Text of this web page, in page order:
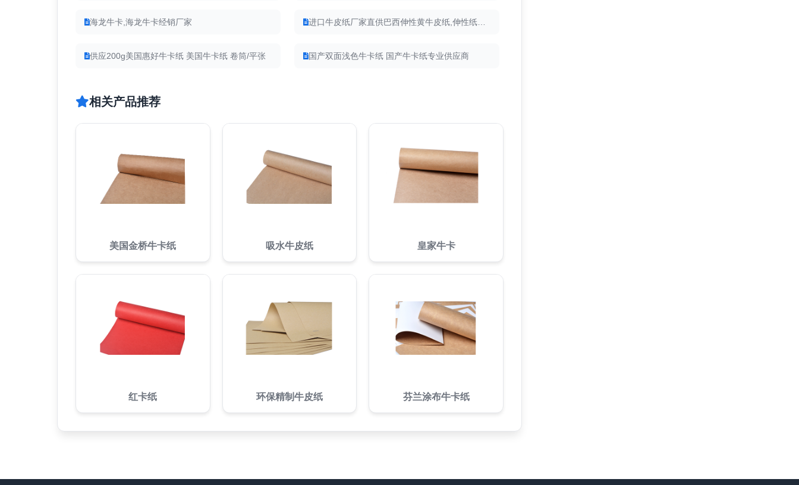
海龙牛卡,海龙牛卡经销厂家 进口牛皮纸厂家直供巴西伸性黄牛皮纸,伸性纸袋纸65-100克
供应200g美国惠好牛卡纸 美国牛卡纸 卷筒/平张 国产双面浅色牛卡纸 国产牛卡纸专业供应商
相关产品推荐
美国金桥牛卡纸 吸水牛皮纸 皇家牛卡
红卡纸 环保精制牛皮纸 芬兰涂布牛卡纸